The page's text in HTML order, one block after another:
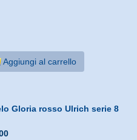
Aggiungi al carrello
Gloria rosso Ulrich serie 8